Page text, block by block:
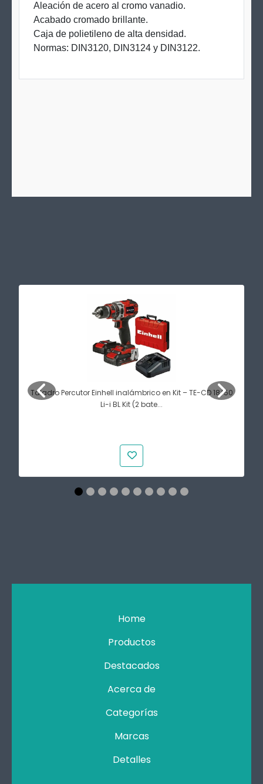
Aleación de acero al cromo vanadio.
Acabado cromado brillante.
Caja de polietileno de alta densidad.
Normas: DIN3120, DIN3124 y DIN3122.
Taladro Percutor Einhell inalámbrico en Kit – TE-CD 18/50
Li-i BL Kit (2 bate...
Home
Productos
Destacados
Acerca de
Categorías
Marcas
Detalles